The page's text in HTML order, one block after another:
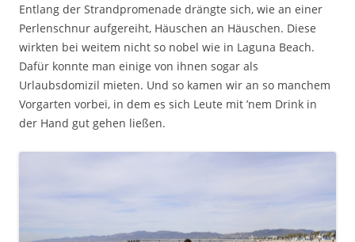
Entlang der Strandpromenade drängte sich, wie an einer
Perlenschnur aufgereiht, Häuschen an Häuschen. Diese
wirkten bei weitem nicht so nobel wie in Laguna Beach.
Dafür konnte man einige von ihnen sogar als
Urlaubsdomizil mieten. Und so kamen wir an so manchem
Vorgarten vorbei, in dem es sich Leute mit ’nem Drink in
der Hand gut gehen ließen.